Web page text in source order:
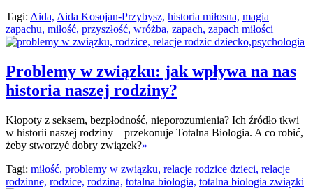
Tagi: Aida, Aida Kosojan-Przybysz, historia miłosna, magia
zapachu, miłość, przyszłość, wróżba, zapach, zapach miłości
Problemy w związku: jak wpływa na nas
historia naszej rodziny?
Kłopoty z seksem, bezpłodność, nieporozumienia? Ich źródło tkwi
w historii naszej rodziny – przekonuje Totalna Biologia. A co robić,
żeby stworzyć dobry związek?»
Tagi: miłość, problemy w związku, relacje rodzice dzieci, relacje
rodzinne, rodzice, rodzina, totalna biologia, totalna biologia związki